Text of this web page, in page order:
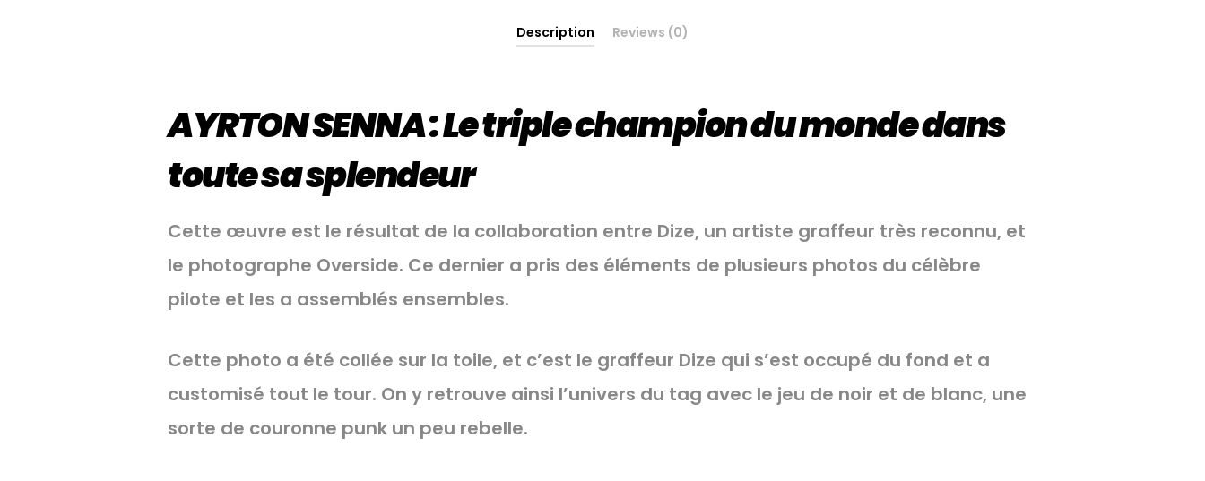
Description Reviews (0)
AYRTON SENNA: Le triple champion du monde dans
toute sa splendeur
Cette œuvre est le résultat de la collaboration entre Dize, un artiste graffeur très reconnu, et
le photographe Overside. Ce dernier a pris des éléments de plusieurs photos du célèbre
pilote et les a assemblés ensembles.
Cette photo a été collée sur la toile, et c’est le graffeur Dize qui s’est occupé du fond et a
customisé tout le tour. On y retrouve ainsi l’univers du tag avec le jeu de noir et de blanc, une
sorte de couronne punk un peu rebelle.